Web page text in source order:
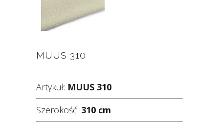
MUUS 310
Artykuł: MUUS 310
Szerokość: 310 cm